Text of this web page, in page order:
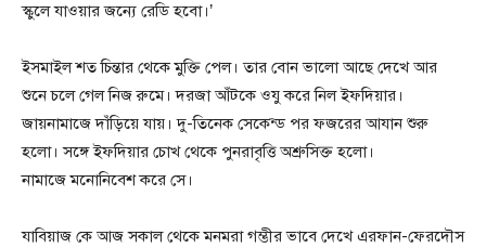
স্কুলে যাওয়ার জন্যে রেডি হবো।’
ইসমাইল শত চিন্তার থেকে মুক্তি পেল। তার বোন ভালো আছে দেখে আর
শুনে চলে গেল নিজ রুমে। দরজা আঁটকে ওযু করে নিল ইফদিয়ার।
জায়নামাজে দাঁড়িয়ে যায়। দু-তিনেক সেকেন্ড পর ফজরের আযান শুরু
হলো। সঙ্গে ইফদিয়ার চোখ থেকে পুনরাবৃত্তি অশ্রুসিক্ত হলো।
নামাজে মনোনিবেশ করে সে।
যাবিয়াজ কে আজ সকাল থেকে মনমরা গম্ভীর ভাবে দেখে এরফান-ফেরদৌস